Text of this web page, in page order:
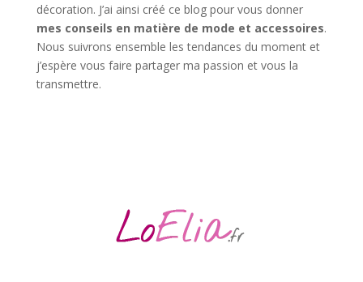
décoration. J’ai ainsi créé ce blog pour vous donner
mes conseils en matière de mode et accessoires.
Nous suivrons ensemble les tendances du moment et
j’espère vous faire partager ma passion et vous la
transmettre.